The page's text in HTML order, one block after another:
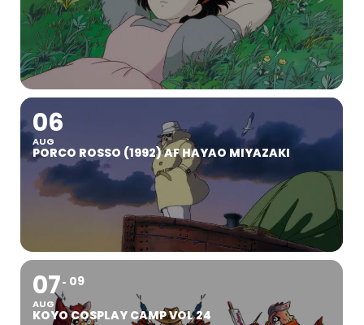
06
AUG
PORCO ROSSO (1992) AF HAYAO MIYAZAKI
07
AUG
09
KOYO COSPLAY CAMP VOL 24